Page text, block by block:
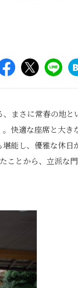
まさに常春の地と
快適な座席と大き
能し、優雅な休日
ことから、立派な